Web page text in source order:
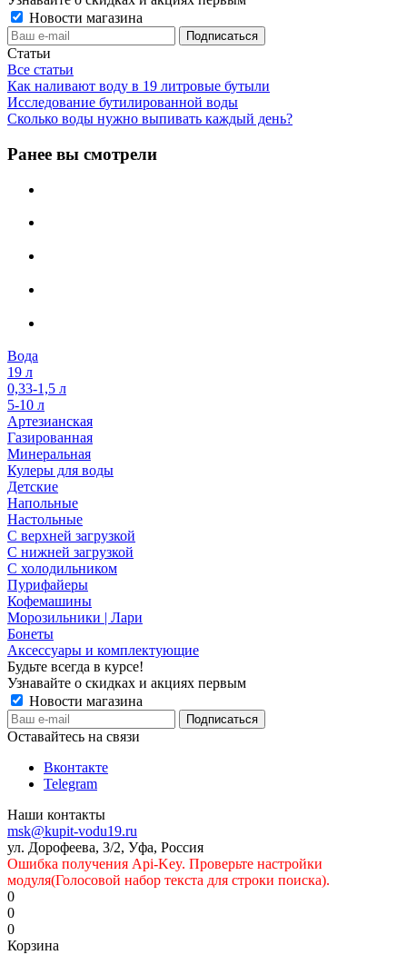
Новости магазина
Статьи
Все статьи
Как наливают воду в 19 литровые бутыли
Исследование бутилированной воды
Сколько воды нужно выпивать каждый день?
Ранее вы смотрели
Вода
19 л
0,33-1,5 л
5-10 л
Артезианская
Газированная
Минеральная
Кулеры для воды
Детские
Напольные
Настольные
С верхней загрузкой
С нижней загрузкой
С холодильником
Пурифайеры
Кофемашины
Морозильники | Лари
Бонеты
Аксессуары и комплектующие
Будьте всегда в курсе!
Узнавайте о скидках и акциях первым
Новости магазина
Оставайтесь на связи
Вконтакте
Telegram
Наши контакты
msk@kupit-vodu19.ru
ул. Дорофеева, 3/2, Уфа, Россия
Ошибка получения Api-Key. Проверьте настройки
модуля(Голосовой набор текста для строки поиска).
0
0
0
Корзина